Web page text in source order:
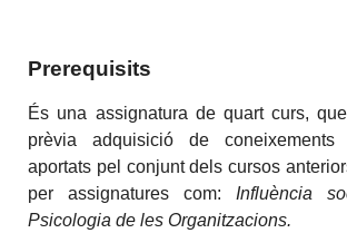
Prerequisits
És una assignatura de quart curs,
prèvia adquisició de coneixements
aportats pel conjunt dels cursos
per assignatures com: Influència
Psicologia de les Organitzacions.